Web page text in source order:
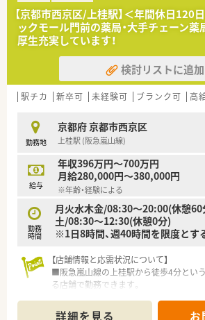
■調剤併設型だけでなく「医療モール・ク
地内薬局」「訪問調剤特化型店舗」など
ます
■在宅医療にも積極的取り組んでおり「訪
50店舗以上、無菌調剤室は業界最多の51
■「プラチナくるみん認定企業」「健康経
法人部門）認定」等を取得し一人ひとり
されています
があるのも特徴です
【京都市西京区/上桂駅】＜年間休日120
ックモール門前の薬局・大手チェーン
厚生充実しています！
検討リストに追加
駅チカ 新卒可 未経験可 ブランク可 高
勤務地
京都府 京都市西京区
上桂駅 (阪急嵐山線)
給与
年収396万円～700万円
月給280,000円～380,000円
※年齢・経験による
勤務
時間
月火水木金/08:30～20:00(休憩60
土/08:30～12:30(休憩0分)
※1日8時間、週40時間を限度とす
【店舗情報と応需状況について】
■阪急嵐山線の上桂駅から徒歩4分とい
る店舗で勤務できます。
応需しており、月間約5,000枚と多忙な環
詳細を見る お